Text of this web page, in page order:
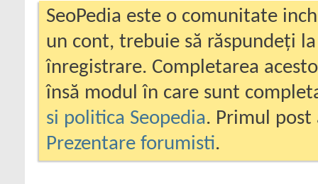
SeoPedia este o comunitate
un cont, trebuie să răspundeți
înregistrare. Completarea
însă modul în care sunt
si politica Seopedia. Primul
Prezentare forumisti.